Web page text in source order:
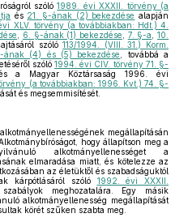
szóló1989. évi XXXII. törvény (a
és 21. §-ának (2) bekezdése alapján
XLV. törvény (a továbbiakban: Hdt.) 4.
6. §-ának (1) bekezdése 7. §-a ,10.
szóló113/1994. (VIII. 31.) Korm.
(4) és (5) bekezdése
, továbbá a
szóló1994. évi CIV. törvény 71. §-
a Magyar Köztársaság 1996. évi
(a továbbiakban: 1996. Kvt.) 74. §-
és megsemmisítését.
megállapításán
hogy állapítson meg a
alkotmányellenességet a
elmaradása miatt, és kötelezze az
az életüktől és szabadságuktól
kárpótlásáról szóló 1992. évi XXXII.
meghozatalára. Egy másik
alkotmányellenesség megállapítását
körét szűken szabta meg.